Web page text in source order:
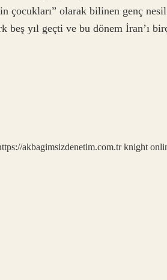
çocukları” olarak bilinen genç nesil
beş yıl geçti ve bu dönem İran’ı
akbagimsizdenetim.com.tr knight